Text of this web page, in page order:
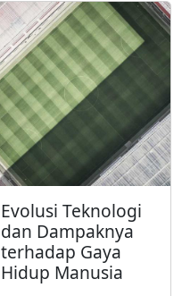
Evolusi Teknologi
dan Dampaknya
terhadap Gaya
Hidup Manusia